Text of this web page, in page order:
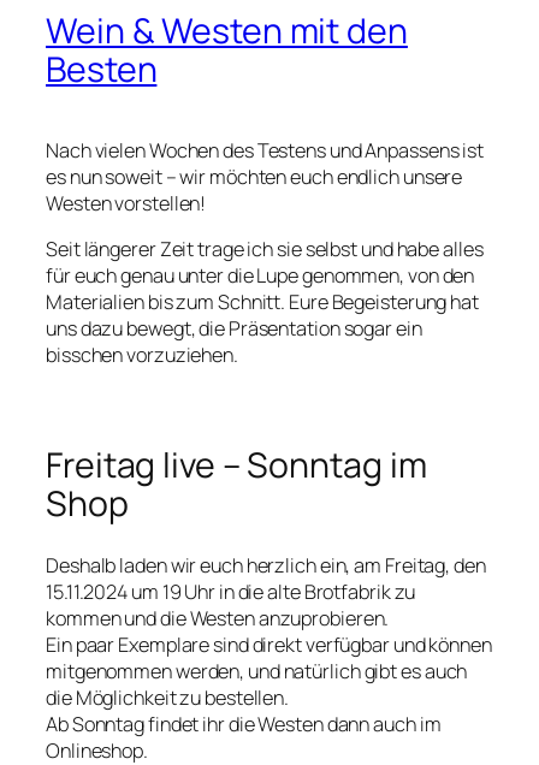
Wein & Westen mit den
Besten
Nach vielen Wochen des Testens und Anpassens ist
es nun soweit – wir möchten euch endlich unsere
Westen vorstellen!
Seit längerer Zeit trage ich sie selbst und habe alles
für euch genau unter die Lupe genommen, von den
Materialien bis zum Schnitt. Eure Begeisterung hat
uns dazu bewegt, die Präsentation sogar ein
bisschen vorzuziehen.
Freitag live – Sonntag im
Shop
Deshalb laden wir euch herzlich ein, am Freitag, den
15.11.2024 um 19 Uhr in die alte Brotfabrik zu
kommen und die Westen anzuprobieren.
Ein paar Exemplare sind direkt verfügbar und können
mitgenommen werden, und natürlich gibt es auch
die Möglichkeit zu bestellen.
Ab Sonntag findet ihr die Westen dann auch im
Onlineshop.